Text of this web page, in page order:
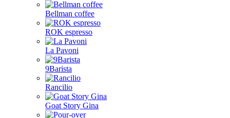
Bellman coffee
ROK espresso
La Pavoni
9Barista
Rancilio
Goat Story Gina